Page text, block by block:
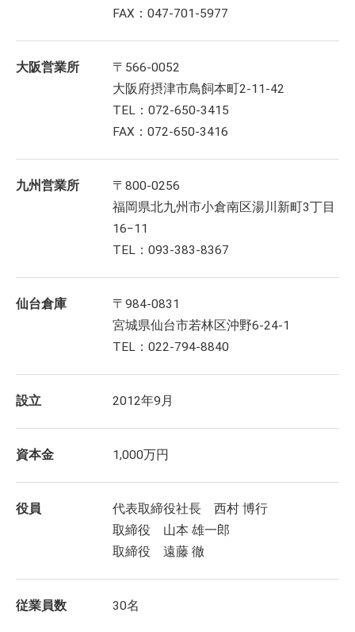
FAX：047-701-5977
大阪営業所
〒566-0052
大阪府摂津市鳥飼本町2-11-42
TEL：072-650-3415
FAX：072-650-3416
九州営業所
〒800-0256
福岡県北九州市小倉南区湯川新町3丁目
16−11
TEL：093-383-8367
仙台倉庫
〒984-0831
宮城県仙台市若林区沖野6-24-1
TEL：022-794-8840
設立 2012年9月
資本金 1,000万円
役員
代表取締役社長 西村 博行
取締役 山本 雄一郎
取締役 遠藤 徹
従業員数 30名